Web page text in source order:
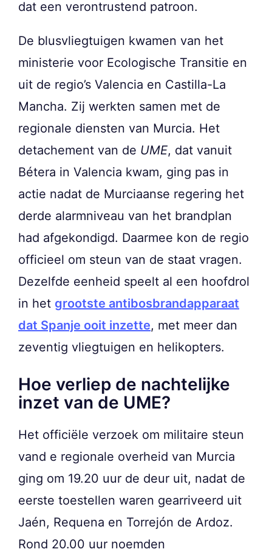
dat een verontrustend patroon.
De blusvliegtuigen kwamen van het
ministerie voor Ecologische Transitie en
uit de regio’s Valencia en Castilla-La
Mancha. Zij werkten samen met de
regionale diensten van Murcia. Het
detachement van de UME, dat vanuit
Bétera in Valencia kwam, ging pas in
actie nadat de Murciaanse regering het
derde alarmniveau van het brandplan
had afgekondigd. Daarmee kon de regio
officieel om steun van de staat vragen.
Dezelfde eenheid speelt al een hoofdrol
in het grootste antibosbrandapparaat
dat Spanje ooit inzette, met meer dan
zeventig vliegtuigen en helikopters.
Hoe verliep de nachtelijke
inzet van de UME?
Het officiële verzoek om militaire steun
vand e regionale overheid van Murcia
ging om 19.20 uur de deur uit, nadat de
eerste toestellen waren gearriveerd uit
Jaén, Requena en Torrejón de Ardoz.
Rond 20.00 uur noemden